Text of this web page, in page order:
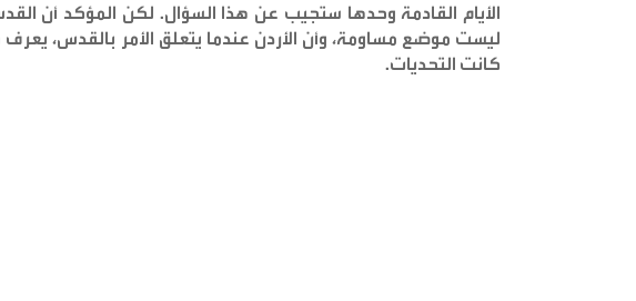
الأيام القادمة وحدها ستجيب عن هذا السؤال. لكن المؤكد أن
ليست موضع مساومة، وأن الأردن عندما يتعلق الأمر بالقدس،
كانت التحديات.